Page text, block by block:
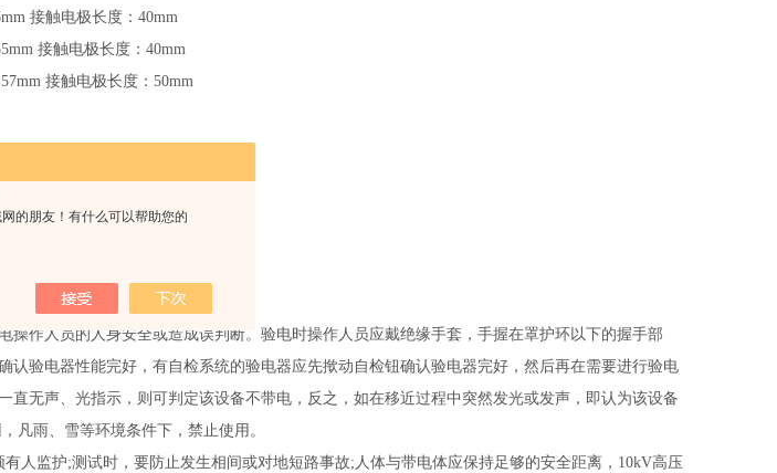
的朋友！有什么可以帮助您的
接触电极长度：40mm
接触电极长度：40mm
57mm接触电极长度：50mm
作人员的人身安全或造成误判断。验电时操作人员应戴绝缘手套，手握在罩护环以下的握手部
验电器性能完好，有自检系统的验电器应先揿动自检钮确认验电器完好，然后再在需要进行验电
无声、光指示，则可判定该设备不带电，反之，如在移近过程中突然发光或发声，即认为该设备
，凡雨、雪等环境条件下，禁止使用。
有人监护;测试时，要防止发生相间或对地短路事故; 人体与带电体应保持足够的安全距离， 10kV高压